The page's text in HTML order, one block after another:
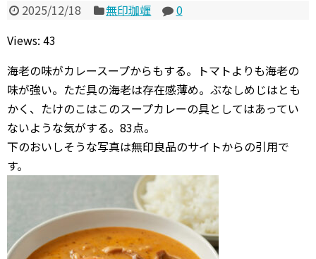
2025/12/18 無印珈竰
0
Views: 43
海老の味がカレースープからもする。トマトよりも海老の
味が強い。ただ具の海老は存在感薄め。ぶなしめじはとも
かく、たけのこはこのスープカレーの具としてはあってい
ないような気がする。83点。
下のおいしそうな写真は無印良品のサイトからの引用で
す。